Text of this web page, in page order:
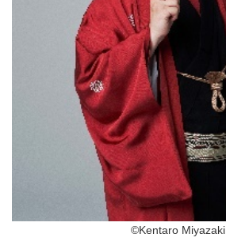
©Kentaro Miyazaki